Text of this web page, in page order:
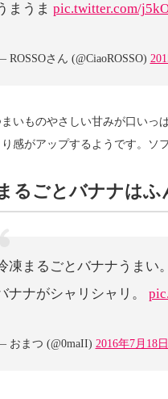
まうま pic.twitter.com/
ROSSOさん (@CiaoROSSO)
いものやさしい甘みが口いっ
り感がアップするようです。ソ
るごとバナナは
凍まるごとバナナうまい。
ナナがシャリシャリ。
おまつ (@0maII) 2016年7月18日